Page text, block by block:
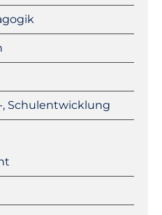
, Schulentwicklung